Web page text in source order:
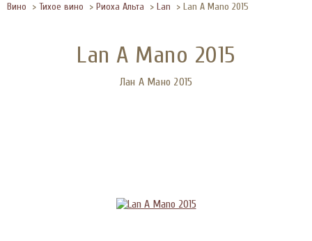
Вино > Тихое вино > Риоха Альта > Lan > Lan A Mano 2015
Lan A Mano 2015
Лан А Мано 2015